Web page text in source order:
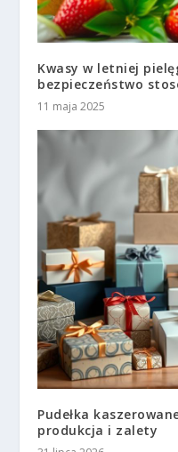
Kwasy w letniej
bezpieczeństwo
11 maja 2025
Pudełka
produkcja i zalety